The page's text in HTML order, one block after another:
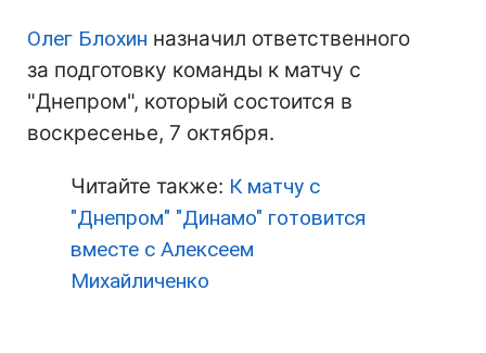
Олег Блохин назначил ответственного
за подготовку команды к матчу с
"Днепром", который состоится в
воскресенье, 7 октября.
Читайте также: К матчу с
"Днепром" "Динамо" готовится
вместе с Алексеем
Михайличенко